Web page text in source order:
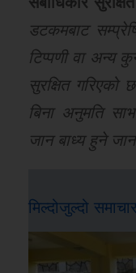
डटकमबाट
टिप्पणी वा अन्य
सुरक्षित गरिएको
बिना अनुमति
जान बाध्य हुने
मिल्दोजुल्दो